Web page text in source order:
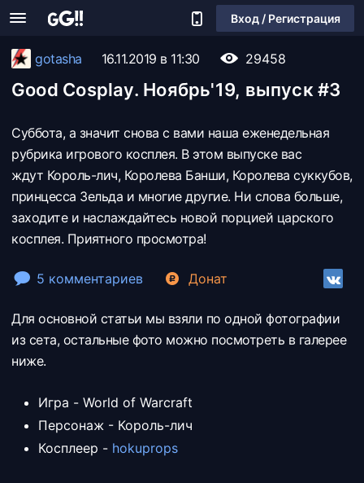
Вход / Регистрация
gotasha 16.11.2019 в 11:30 29458
Good Cosplay. Ноябрь'19, выпуск #3
Суббота, а значит снова с вами наша еженедельная
рубрика игрового косплея. В этом выпуске вас
ждут Король-лич, Королева Банши, Королева суккубов,
принцесса Зельда и многие другие. Ни слова больше,
заходите и наслаждайтесь новой порцией царского
косплея. Приятного просмотра!
5 комментариев Донат
Для основной статьи мы взяли по одной фотографии
из сета, остальные фото можно посмотреть в галерее
ниже.
Игра - World of Warcraft
Персонаж - Король-лич
Косплеер - hokuprops